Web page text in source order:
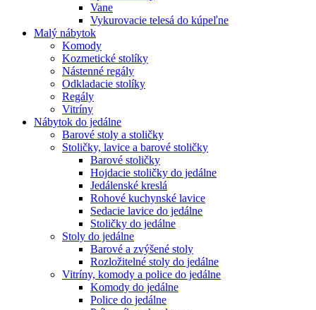
Vane
Vykurovacie telesá do kúpeľne
Malý nábytok
Komody
Kozmetické stolíky
Nástenné regály
Odkladacie stolíky
Regály
Vitríny
Nábytok do jedálne
Barové stoly a stoličky
Stoličky, lavice a barové stoličky
Barové stoličky
Hojdacie stoličky do jedálne
Jedálenské kreslá
Rohové kuchynské lavice
Sedacie lavice do jedálne
Stoličky do jedálne
Stoly do jedálne
Barové a zvýšené stoly
Rozložitelné stoly do jedálne
Vitríny, komody a police do jedálne
Komody do jedálne
Police do jedálne